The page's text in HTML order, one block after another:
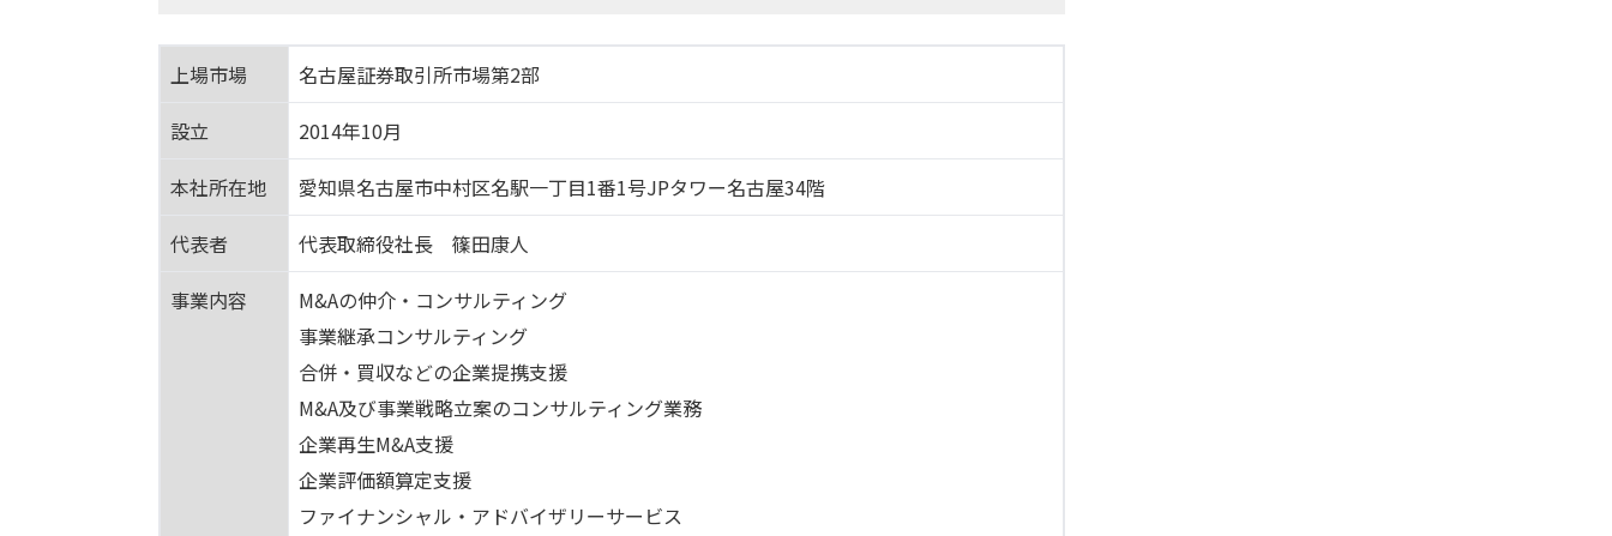
上場市場
名古屋証券取引所市場第2部
設立
2014年10月
本社所在地
愛知県名古屋市中村区名駅一丁目1番1号JPタワー名古屋34階
代表者
代表取締役社長 篠田康人
事業内容
M&Aの仲介・コンサルティング
事業継承コンサルティング
合併・買収などの企業提携支援
M&A及び事業戦略立案のコンサルティング業務
企業再生M&A支援
企業評価額算定支援
ファイナンシャル・アドバイザリーサービス